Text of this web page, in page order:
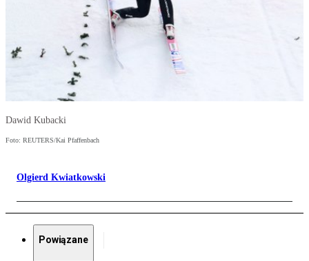
Dawid Kubacki
Foto: REUTERS/Kai Pfaffenbach
Olgierd Kwiatkowski
Powiązane